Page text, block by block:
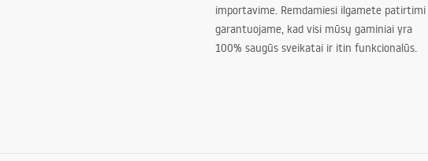
importavime. Remdamiesi ilgamete patirtimi
garantuojame, kad visi mūsų gaminiai yra
100% saugūs sveikatai ir itin funkcionalūs.